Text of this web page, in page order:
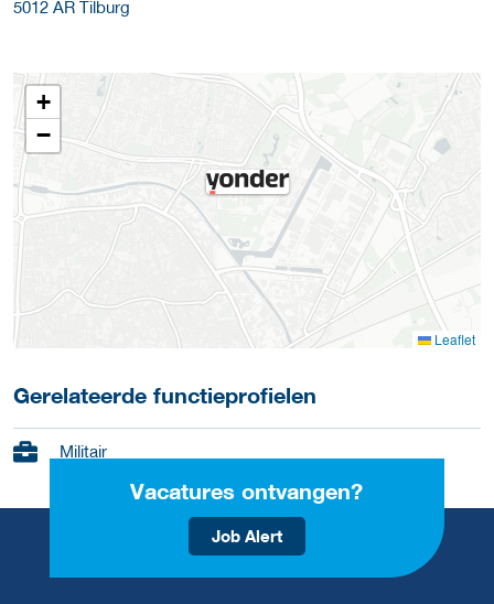
5012 AR Tilburg
+
−
Leaflet
Gerelateerde functieprofielen
Militair
Vacatures ontvangen?
Job Alert